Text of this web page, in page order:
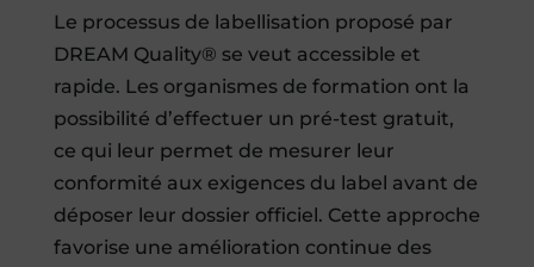
Le processus de labellisation proposé par
DREAM Quality® se veut accessible et
rapide. Les organismes de formation ont la
possibilité d’effectuer un pré-test gratuit,
ce qui leur permet de mesurer leur
conformité aux exigences du label avant de
déposer leur dossier officiel. Cette approche
favorise une amélioration continue des